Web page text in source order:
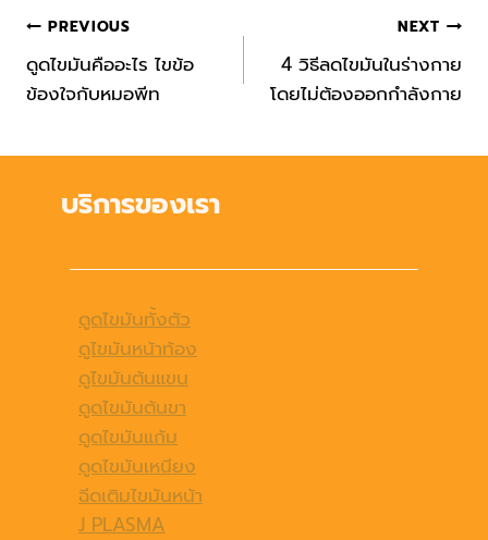
Post
navigation
PREVIOUS
ดูดไขมันคืออะไร ไขข้อ
ข้องใจกับหมอพีท
NEXT
4 วิธีลดไขมันในร่างกาย
โดยไม่ต้องออกกำลังกาย
บริการของเรา
ดูดไขมันทั้งตัว
ดูไขมันหน้าท้อง
ดูไขมันต้นแขน
ดูดไขมันต้นขา
ดูดไขมันแก้ม
ดูดไขมันเหนียง
ฉีดเติมไขมันหน้า
J PLASMA